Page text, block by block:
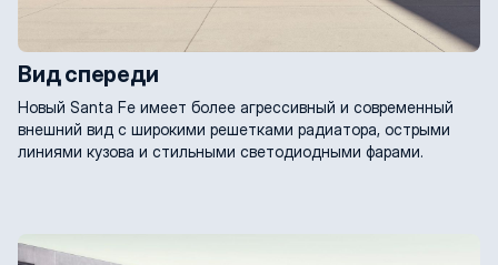
Вид спереди
Новый Santa Fe имеет более агрессивный и современный
внешний вид с широкими решетками радиатора, острыми
линиями кузова и стильными светодиодными фарами.